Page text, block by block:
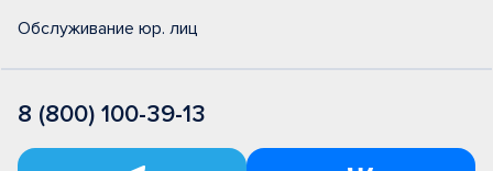
Обслуживание юр. лиц
8 (800) 100-39-13